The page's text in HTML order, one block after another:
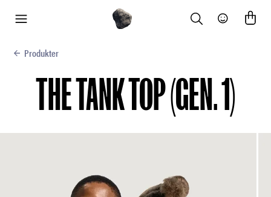
Search Community
Produkter
THE TANK TOP (GEN. 1)